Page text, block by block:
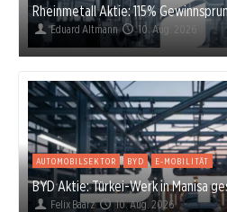
Rheinmetall Aktie: 115%
Eduard Altmann 10. Aug. 2026
AUTOMOBILSEKTOR BYD E-MOBILITÄT
BYD Aktie: Türkei-Werk in Manisa
Felix Baarz 10. Aug. 2026